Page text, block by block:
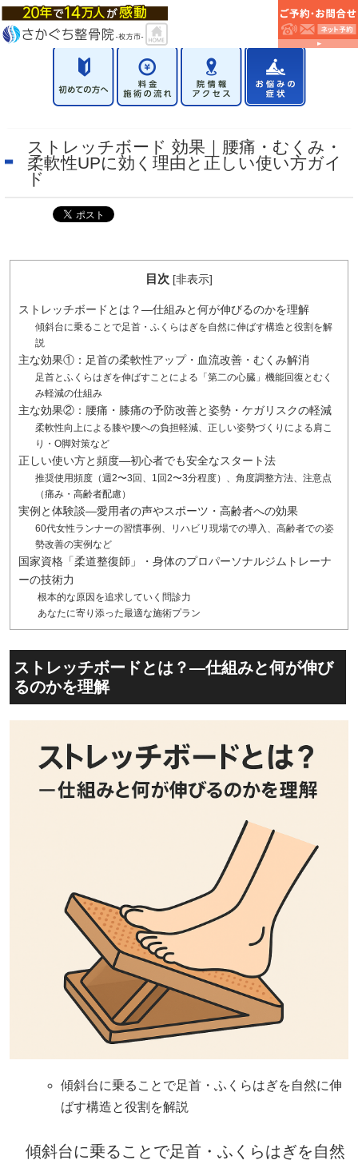
ストレッチボード 効果｜腰痛・むくみ・
柔軟性UPに効く理由と正しい使い方ガイ
ド
目次 [非表示]
ストレッチボードとは？—仕組みと何が伸びるのかを理解
傾斜台に乗ることで足首・ふくらはぎを自然に伸ばす構造と役割を解
説
主な効果①：足首の柔軟性アップ・血流改善・むくみ解消
足首とふくらはぎを伸ばすことによる「第二の心臓」機能回復とむく
み軽減の仕組み
主な効果②：腰痛・膝痛の予防改善と姿勢・ケガリスクの軽減
柔軟性向上による膝や腰への負担軽減、正しい姿勢づくりによる肩こ
り・O脚対策など
正しい使い方と頻度—初心者でも安全なスタート法
推奨使用頻度（週2〜3回、1回2〜3分程度）、角度調整方法、注意点
（痛み・高齢者配慮）
実例と体験談—愛用者の声やスポーツ・高齢者への効果
60代女性ランナーの習慣事例、リハビリ現場での導入、高齢者での姿
勢改善の実例など
国家資格「柔道整復師」・身体のプロパーソナルジムトレーナ
ーの技術力
根本的な原因を追求していく問診力
あなたに寄り添った最適な施術プラン
ストレッチボードとは？—仕組みと何が伸び
るのかを理解
傾斜台に乗ることで足首・ふくらはぎを自然に伸
ばす構造と役割を解説
傾斜台に乗ることで足首・ふくらはぎを自然